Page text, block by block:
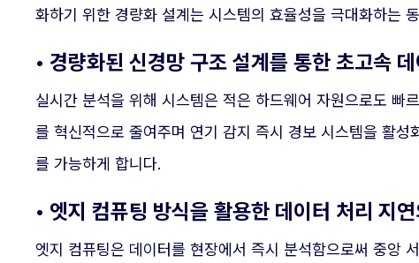
화하기 위한 경량화 설계는 시스템의 효율성을 극대화하는
• 경량화된 신경망 구조 설계를 통한 초고속
실시간 분석을 위해 시스템은 적은 하드웨어 자원으로도 빠
를 혁신적으로 줄여주며 연기 감지 즉시 경보 시스템을 활
를 가능하게 합니다.
• 엣지 컴퓨팅 방식을 활용한 데이터 처리 지
엣지 컴퓨팅은 데이터를 현장에서 즉시 분석함으로써 중앙